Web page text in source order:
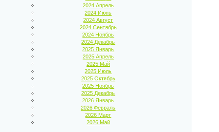
2024 Апрель
2024 Июнь
2024 Август
2024 Сентябрь
2024 Ноябрь
2024 Декабрь
2025 Январь
2025 Апрель
2025 Май
2025 Июль
2025 Октябрь
2025 Ноябрь
2025 Декабрь
2026 Январь
2026 Февраль
2026 Март
2026 Май